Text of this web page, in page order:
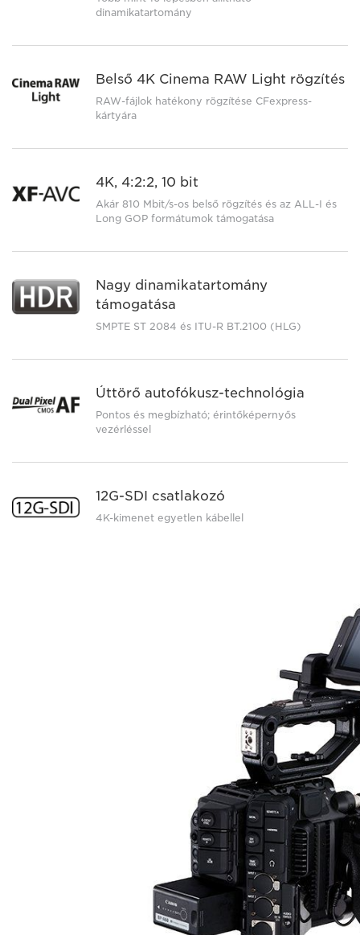
dinamikatartomány
Belső 4K Cinema RAW Light rögzítés
RAW-fájlok hatékony rögzítése CFexpress-
kártyára
4K, 4:2:2, 10 bit
Akár 810 Mbit/s-os belső rögzítés és az ALL-I és
Long GOP formátumok támogatása
Nagy dinamikatartomány
támogatása
SMPTE ST 2084 és ITU-R BT.2100 (HLG)
Úttörő autofókusz-technológia
Pontos és megbízható; érintőképernyős
vezérléssel
12G-SDI csatlakozó
4K-kimenet egyetlen kábellel